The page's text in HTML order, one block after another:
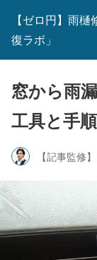
【ゼロ円】雨
復ラボ」
窓から雨
工具と手
【記事監修